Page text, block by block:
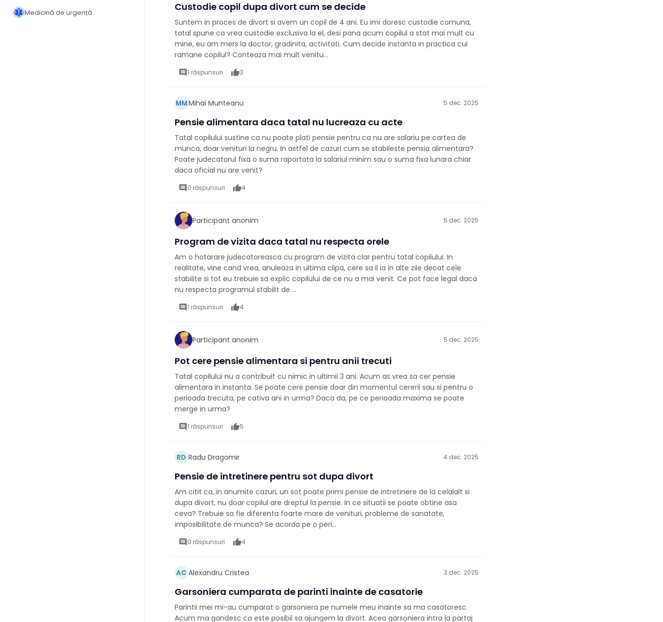
Medicină de urgență
Custodie copil dupa divort cum se decide
Suntem in proces de divort si avem un copil de 4 ani. Eu imi doresc custodie comuna,
tatal spune ca vrea custodie exclusiva la el, desi pana acum copilul a stat mai mult cu
mine, eu am mers la doctor, gradinita, activitati. Cum decide instanta in practica cui
ramane copilul? Conteaza mai mult venitu...
comment 1 răspunsuri thumb_up3
MMMihai Munteanu 5 dec. 2025
Pensie alimentara daca tatal nu lucreaza cu acte
Tatal copilului sustine ca nu poate plati pensie pentru ca nu are salariu pe cartea de
munca, doar venituri la negru. In astfel de cazuri cum se stabileste pensia alimentara?
Poate judecatorul fixa o suma raportata la salariul minim sau o suma fixa lunara chiar
daca oficial nu are venit?
comment 0 răspunsuri thumb_up4
Participant anonim 5 dec. 2025
Program de vizita daca tatal nu respecta orele
Am o hotarare judecatoreasca cu program de vizita clar pentru tatal copilului. In
realitate, vine cand vrea, anuleaza in ultima clipa, cere sa il ia in alte zile decat cele
stabilite si tot eu trebuie sa explic copilului de ce nu a mai venit. Ce pot face legal daca
nu respecta programul stabilit de ...
comment 1 răspunsuri thumb_up4
Participant anonim 5 dec. 2025
Pot cere pensie alimentara si pentru anii trecuti
Tatal copilului nu a contribuit cu nimic in ultimii 3 ani. Acum as vrea sa cer pensie
alimentara in instanta. Se poate cere pensie doar din momentul cererii sau si pentru o
perioada trecuta, pe cativa ani in urma? Daca da, pe ce perioada maxima se poate
merge in urma?
comment 1 răspunsuri thumb_up5
RD Radu Dragomir 4 dec. 2025
Pensie de intretinere pentru sot dupa divort
Am citit ca, in anumite cazuri, un sot poate primi pensie de intretinere de la celalalt si
dupa divort, nu doar copilul are dreptul la pensie. In ce situatii se poate obtine asa
ceva? Trebuie sa fie diferenta foarte mare de venituri, probleme de sanatate,
imposibilitate de munca? Se acorda pe o peri...
comment 0 răspunsuri thumb_up4
AC Alexandru Cristea 3 dec. 2025
Garsoniera cumparata de parinti inainte de casatorie
Parintii mei mi-au cumparat o garsoniera pe numele meu inainte sa ma casatoresc.
Acum ma gandesc ca este posibil sa ajungem la divort. Acea garsoniera intra la partaj